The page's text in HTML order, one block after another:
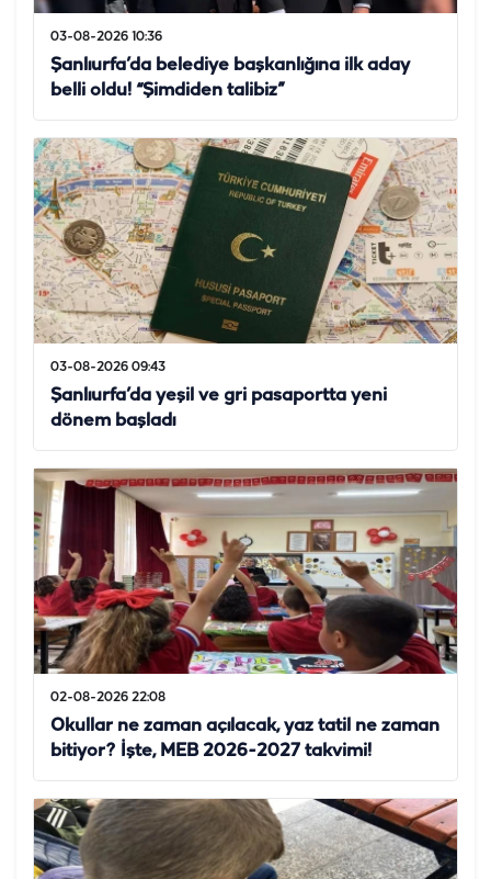
03-08-2026 10:36
Şanlıurfa’da belediye başkanlığına ilk aday
belli oldu! “Şimdiden talibiz”
03-08-2026 09:43
Şanlıurfa’da yeşil ve gri pasaportta yeni
dönem başladı
02-08-2026 22:08
Okullar ne zaman açılacak, yaz tatil ne zaman
bitiyor? İşte, MEB 2026-2027 takvimi!